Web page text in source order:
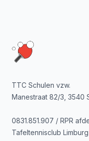
TTC Schulen vzw.
Manestraat 82/3, 3540
0831.851.907 / RPR
Tafeltennisclub